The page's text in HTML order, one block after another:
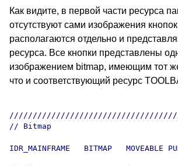
Как видите, в первой части ресурса
отсутствуют сами изображения
располагаются отдельно и
ресурса. Все кнопки представлены
изображением bitmap, имеющим тот
что и соответствующий ресурс
// Bitmap